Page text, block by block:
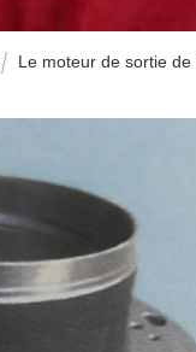
Le moteur de sortie